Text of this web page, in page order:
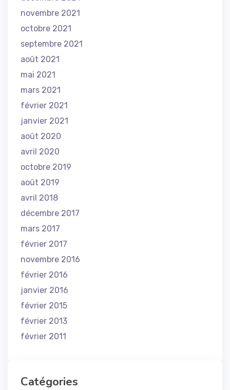
novembre 2021
octobre 2021
septembre 2021
août 2021
mai 2021
mars 2021
février 2021
janvier 2021
août 2020
avril 2020
octobre 2019
août 2019
avril 2018
décembre 2017
mars 2017
février 2017
novembre 2016
février 2016
janvier 2016
février 2015
février 2013
février 2011
Catégories